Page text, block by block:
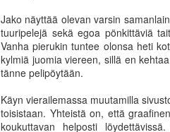
Jako näyttää olevan varsin
tuuripelejä sekä egoa pönkittäviä
Vanha pierukin tuntee olonsa heti
kylmiä juomia viereen, sillä en
tänne pelipöytään.
Käyn vierailemassa muutamilla
toisistaan. Yhteistä on, että
koukuttavan helposti
algoritminsa
JAN
Mitä
Nyt on se aika
monasti